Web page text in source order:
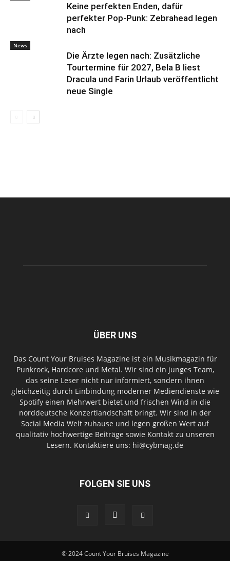
Keine perfekten Enden, dafür
perfekter Pop-Punk: Zebrahead legen
nach
News
Die Ärzte legen nach: Zusätzliche
Tourtermine für 2027, Bela B liest
Dracula und Farin Urlaub veröffentlicht
neue Single
ÜBER UNS
Das Count Your Bruises Magazine ist ein Musikmagazin für
Punkrock, Hardcore und Metal. Wir sind ein junges Team,
das seine Leser nicht nur informiert, sondern ihnen
gleichzeitig durch Einbindung moderner Mediendienste wie
Spotify einen Mehrwert bietet und frischen Wind in die
norddeutsche Konzertlandschaft bringt. Wir sind in der
Social Media Welt zuhause und legen großen Wert auf
qualitativ hochwertige Beiträge sowie Kontakt zu unseren
Lesern. Kontaktiere uns: hi@cybmag.de
FOLGEN SIE UNS
© 2024 Count Your Bruises Magazine